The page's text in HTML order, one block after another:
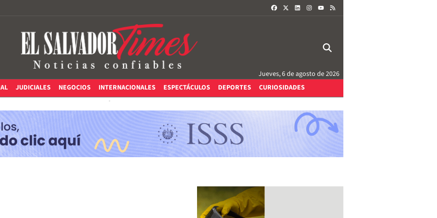
FACEBOOKLINKEDININSTAGRAM
Jueves, 6 de agosto de 2026
JUDICIALES NEGOCIOS INTERNACIONALES ESPECTÁCULOS DEPORTES CURIOSIDADES